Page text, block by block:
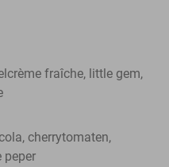
fraîche, little gem,
cherrytomaten,
peper